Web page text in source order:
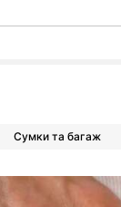
Сумки та багаж